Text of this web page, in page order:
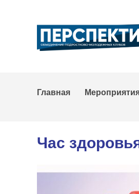
Главная
Час